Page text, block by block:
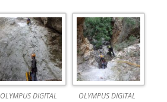
OLYMPUS DIGITAL
OLYMPUS DIGITAL